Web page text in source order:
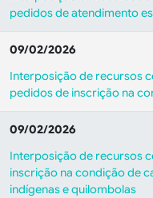
pedidos de atendimento
09/02/2026
Interposição de recursos
pedidos de inscrição na
09/02/2026
Interposição de recursos
inscrição na condição de
indígenas e quilombolas